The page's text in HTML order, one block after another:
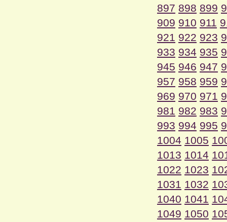
897 898 899
909 910 911
921 922 923
933 934 935
945 946 947
957 958 959
969 970 971
981 982 983
993 994 995
1004 1005
1013 1014
1022 1023
1031 1032
1040 1041
1049 1050